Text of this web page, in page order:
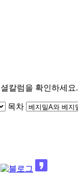
칼럼을 확인하세요.
목차